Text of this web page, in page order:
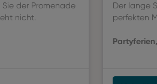
der Promenade
nicht.
Der lange
perfekten